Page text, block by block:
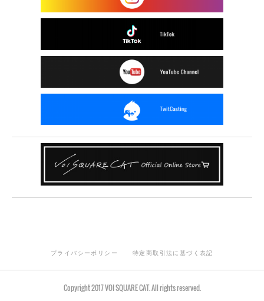
プライバシーポリシー 特定商取引法に基づく表記
Copyright 2017 VOI SQUARE CAT. All rights reserved.